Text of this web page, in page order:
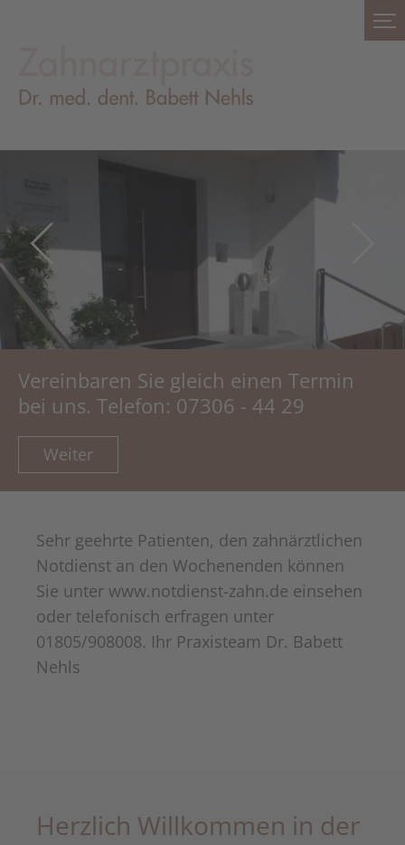
Vereinbaren Sie gleich einen Termin
bei uns. Telefon: 07306 - 44 29
Weiter
Sehr geehrte Patienten, den zahnärztlichen
Notdienst an den Wochenenden können
Sie unter www.notdienst-zahn.de einsehen
oder telefonisch erfragen unter
01805/908008. Ihr Praxisteam Dr. Babett
Nehls
Herzlich Willkommen in der